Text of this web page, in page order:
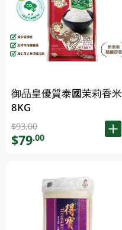
御品皇優質泰國茉莉香米
8KG
$93.00
$79.00